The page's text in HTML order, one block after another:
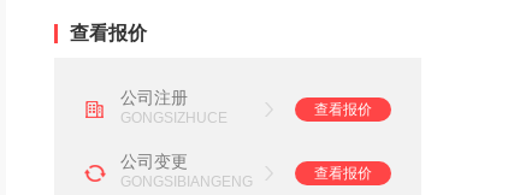
查看报价
公司注册
GONGSIZHUCE
查看报价
公司变更
GONGSIBIANGENG
查看报价